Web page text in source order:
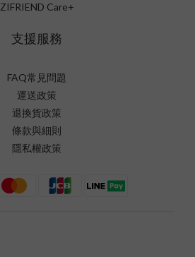
ZIFRIEND Care+
支援服務
FAQ常見問題
運送政策
退換貨政策
條款與細則
隱私權政策